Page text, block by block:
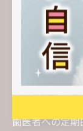
歯医者
定期的な歯医
歯医者への定